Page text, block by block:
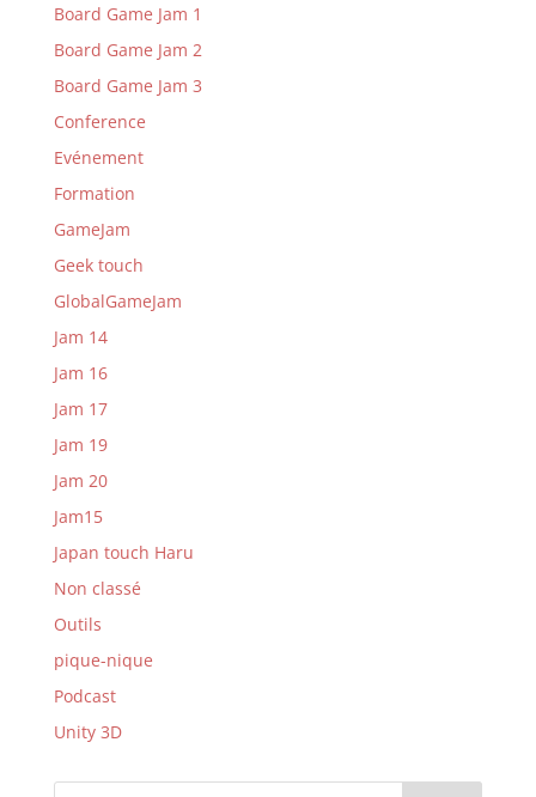
Board Game Jam 1
Board Game Jam 2
Board Game Jam 3
Conference
Evénement
Formation
GameJam
Geek touch
GlobalGameJam
Jam 14
Jam 16
Jam 17
Jam 19
Jam 20
Jam15
Japan touch Haru
Non classé
Outils
pique-nique
Podcast
Unity 3D